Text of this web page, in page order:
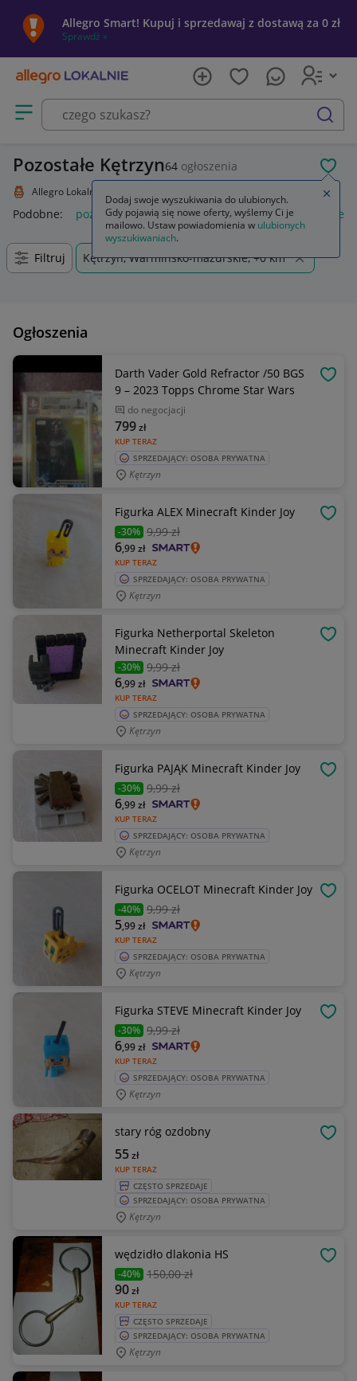
Allegro Smart! Kupuj i sprzedawaj z dostawą za 0 zł
Sprawdź »
Otwórz menu z kategoriami
szukaj
Pozostałe Kętrzyn64 ogłoszenia
Allegro Lokalnie
Podobne: pozostałe łóżka pozostałe pozostałe miasta i
Filtruj Kętrzyn, Warmińsko-mazurskie, +0 km
Ogłoszenia
Darth Vader Gold Refractor /50 BGS
9 – 2023 Topps Chrome Star Wars
do negocjacji
KUP TERAZ
799zł
SPRZEDAJĄCY: OSOBA PRYWATNA
Kętrzyn
Figurka ALEX Minecraft Kinder Joy
-30% 9,99 zł
KUP TERAZ
6,99zł
SPRZEDAJĄCY: OSOBA PRYWATNA
Kętrzyn
Figurka Netherportal Skeleton
Minecraft Kinder Joy
-30% 9,99 zł
KUP TERAZ
6,99zł
SPRZEDAJĄCY: OSOBA PRYWATNA
Kętrzyn
Figurka PAJĄK Minecraft Kinder Joy
-30% 9,99 zł
KUP TERAZ
6,99zł
SPRZEDAJĄCY: OSOBA PRYWATNA
Kętrzyn
Figurka OCELOT Minecraft Kinder Joy
-40% 9,99 zł
KUP TERAZ
5,99zł
SPRZEDAJĄCY: OSOBA PRYWATNA
Kętrzyn
Figurka STEVE Minecraft Kinder Joy
-30% 9,99 zł
KUP TERAZ
6,99zł
SPRZEDAJĄCY: OSOBA PRYWATNA
Kętrzyn
stary róg ozdobny
KUP TERAZ
55zł
CZĘSTO SPRZEDAJE
SPRZEDAJĄCY: OSOBA PRYWATNA
Kętrzyn
wędzidło dlakonia HS
-40% 150,00 zł
KUP TERAZ
90zł
CZĘSTO SPRZEDAJE
SPRZEDAJĄCY: OSOBA PRYWATNA
Kętrzyn
Dodaj swoje wyszukiwania do ulubionych.
Gdy pojawią się nowe oferty, wyślemy Ci je
mailowo. Ustaw powiadomienia w ulubionych
wyszukiwaniach.